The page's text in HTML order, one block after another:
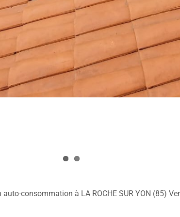
consommation à LA ROCHE SUR YON (85)